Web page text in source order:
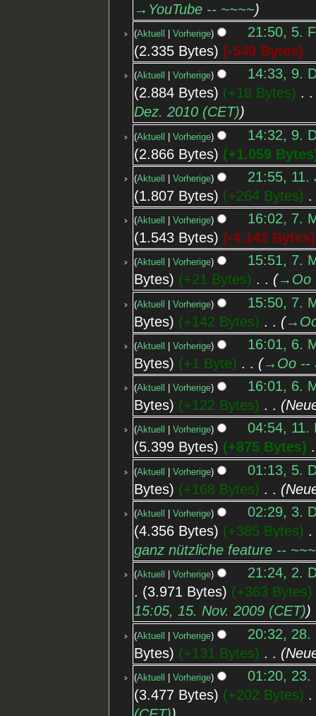
→‎YouTube -- ~~~~
Aktuell Vorherige
21:50, 5.
2.335 Bytes
-549 Bytes
Aktuell Vorherige
14:33, 9.
2.884 Bytes
+18 Bytes
Dez. 2010 (CET)
Aktuell Vorherige
14:32, 9.
2.866 Bytes
+1.059 Bytes
Aktuell Vorherige
21:55, 11.
1.807 Bytes
+264 Bytes
Aktuell Vorherige
16:02, 7.
1.543 Bytes
-4.142 Bytes
Aktuell Vorherige
15:51, 7.
Bytes
+21 Bytes →‎Oo
Aktuell Vorherige
15:50, 7.
Bytes
+142 Bytes
Aktuell Vorherige
16:01, 6.
Bytes
+1 Byte →‎Oo --
Aktuell Vorherige
16:01, 6.
Bytes
+122 Bytes
Aktuell Vorherige
04:54, 11.
5.399 Bytes
+875 Bytes
Aktuell Vorherige
01:13, 5.
Bytes
+168 Bytes
Aktuell Vorherige
02:29, 3.
4.356 Bytes
+385 Bytes
ganz nützliche feature --
Aktuell Vorherige
21:24, 2.
3.971 Bytes
+363 Bytes
15:05, 15. Nov. 2009 (CET)
Aktuell Vorherige
20:32, 28.
Bytes
+131 Bytes
Aktuell Vorherige
01:20, 23.
3.477 Bytes
+202 Bytes